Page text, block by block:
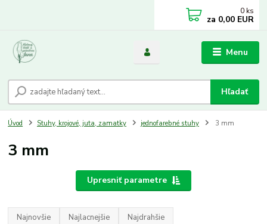
Menu
Hľadať
0 ks
za 0,00 EUR
Úvod Stuhy, krojové, juta, zamatky jednofarebné stuhy 3 mm
3 mm
Upresniť parametre
Najnovšie Najlacnejšie Najdrahšie